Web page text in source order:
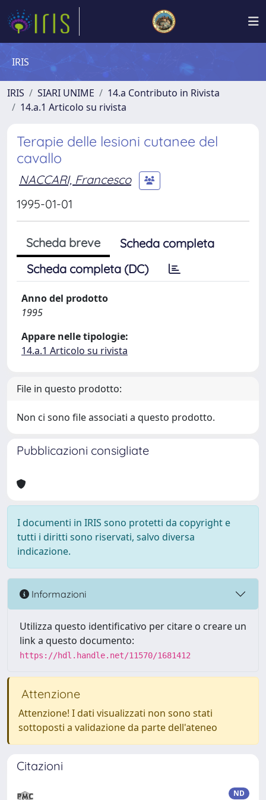
IRIS
IRIS SIARI UNIME
14.a Contributo in Rivista
14.a.1 Articolo su rivista
Terapie delle lesioni cutanee del
cavallo
NACCARI, Francesco
1995-01-01
Scheda breve
Scheda completa
Scheda completa (DC)
Anno del prodotto
1995
Appare nelle tipologie:
14.a.1 Articolo su rivista
File in questo prodotto:
Non ci sono file associati a questo prodotto.
Pubblicazioni consigliate
I documenti in IRIS sono protetti da copyright e
tutti i diritti sono riservati, salvo diversa
indicazione.
Informazioni
Utilizza questo identificativo per citare o creare un
link a questo documento:
https://hdl.handle.net/11570/1681412
Attenzione
Attenzione! I dati visualizzati non sono stati
sottoposti a validazione da parte dell'ateneo
Citazioni
ND